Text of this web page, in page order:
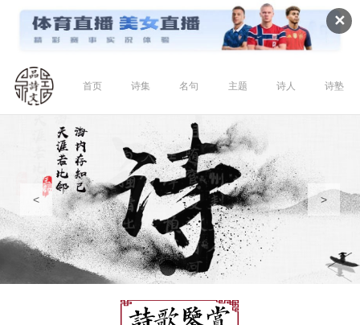
✕
首页 诗集 名句 主题 诗人 诗塾
< >